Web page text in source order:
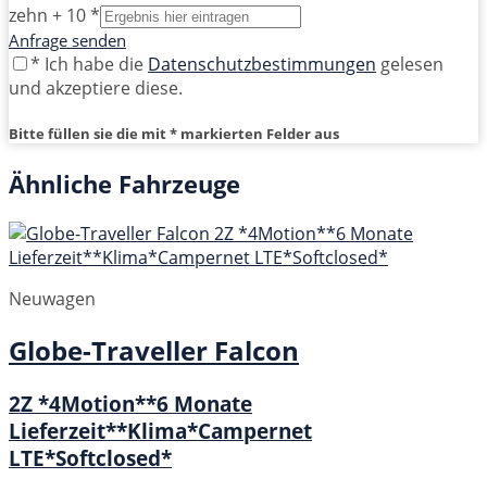
zehn + 10 *
Anfrage senden
* Ich habe die Datenschutzbestimmungen gelesen
und akzeptiere diese.
Bitte füllen sie die mit * markierten Felder aus
Ähnliche Fahrzeuge
Neuwagen
Globe-Traveller Falcon
2Z *4Motion**6 Monate
Lieferzeit**Klima*Campernet
LTE*Softclosed*